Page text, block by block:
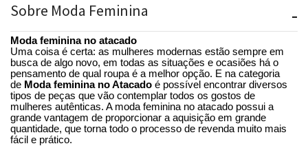
Sobre Moda Feminina -
Moda femininano atacado
Uma coisa é certa: as mulheres modernas estão sempre em
busca de algo novo, em todas as situações e ocasiões há o
pensamento de qual roupa é a melhor opção. E na categoria
de Moda feminina no Atacado é possível encontrar diversos
tipos de peças que vão contemplar todos os gostos de
mulheres autênticas. A moda feminina no atacado possui a
grande vantagem de proporcionar a aquisição em grande
quantidade, que torna todo o processo de revenda muito mais
fácil e prático.